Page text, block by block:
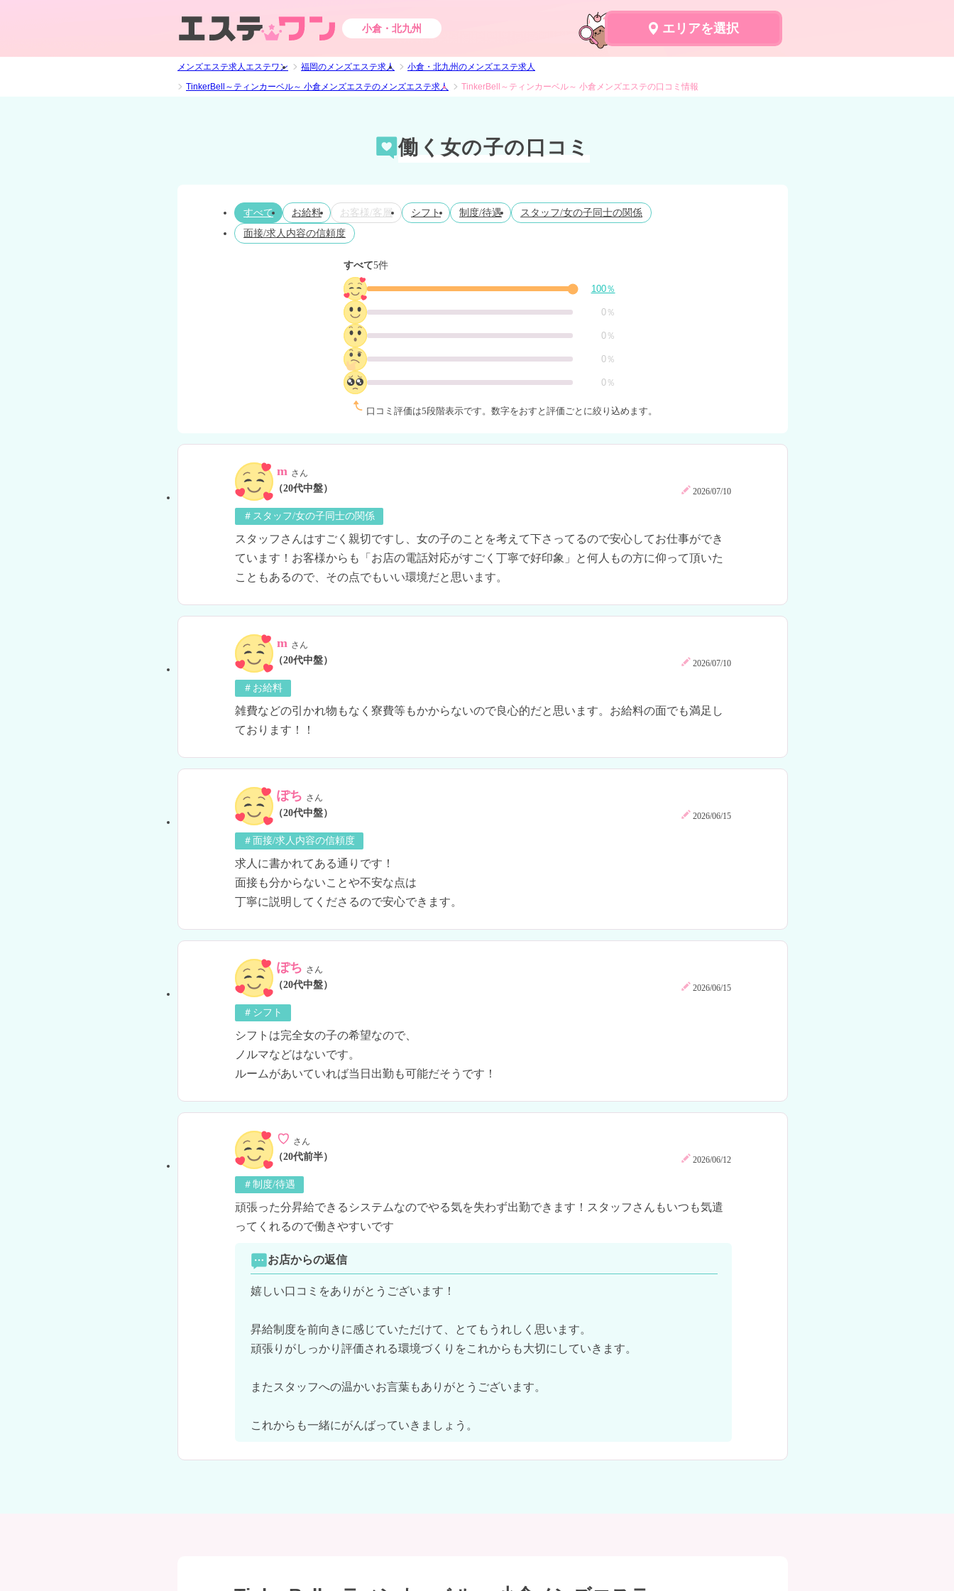
小倉・北九州 エリアを選択
メンズエステ求人エステワン 福岡のメンズエステ求人
小倉・北九州のメンズエステ求人
TinkerBell～ティンカーベル～ 小倉メンズエステのメンズエステ求人
TinkerBell～ティンカーベル～ 小倉メンズエステの口コミ情報
働く女の子の口コミ
すべて お給料 お客様/客層 シフト 制度/待遇
スタッフ/女の子同士の関係
面接/求人内容の信頼度
すべて5件
100％
0％
0％
0％
0％
口コミ評価は5段階表示です。 数字をおすと評価ごとに絞り込めます。
m さん
（20代中盤） 2026/07/10
＃スタッフ/女の子同士の関係
スタッフさんはすごく親切ですし、女の子のことを考えて下さってるので安心してお仕事ができ
ています！お客様からも「お店の電話対応がすごく丁寧で好印象」と何人もの方に仰って頂いた
こともあるので、その点でもいい環境だと思います。
m さん
（20代中盤） 2026/07/10
＃お給料
雑費などの引かれ物もなく寮費等もかからないので良心的だと思います。お給料の面でも満足し
ております！！
ぽち さん
（20代中盤） 2026/06/15
＃面接/求人内容の信頼度
求人に書かれてある通りです！
面接も分からないことや不安な点は
丁寧に説明してくださるので安心できます。
ぽち さん
（20代中盤） 2026/06/15
＃シフト
シフトは完全女の子の希望なので、
ノルマなどはないです。
ルームがあいていれば当日出勤も可能だそうです！
♡ さん
（20代前半） 2026/06/12
＃制度/待遇
頑張った分昇給できるシステムなのでやる気を失わず出勤できます！スタッフさんもいつも気遣
ってくれるので働きやすいです
お店からの返信
嬉しい口コミをありがとうございます！
昇給制度を前向きに感じていただけて、とてもうれしく思います。
頑張りがしっかり評価される環境づくりをこれからも大切にしていきます。
またスタッフへの温かいお言葉もありがとうございます。
これからも一緒にがんばっていきましょう。